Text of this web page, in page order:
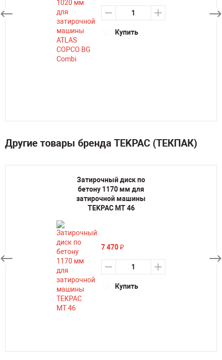
Купить
Другие товары бренда TEKPAC (ТЕКПАК)
Затирочный диск по
бетону 1170 мм для
затирочной машины
TEKPAC MT 46
7 470₽
Купить